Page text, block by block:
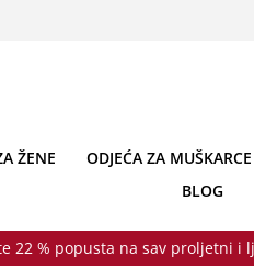
ŽENE ODJEĆA ZA MUŠKARCE
BLOG
22 % popusta na sav proljetni i